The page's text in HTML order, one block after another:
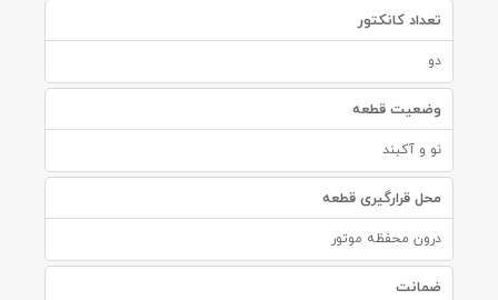
تعداد کانکتور
دو
وضعیت قطعه
نو و آکبند
محل قرارگیری قطعه
درون محفظه موتور
ضمانت